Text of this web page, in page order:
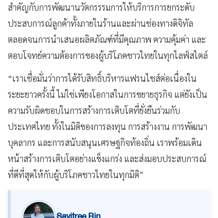
สำคัญกับการพัฒนานวัตกรรรมการให้บริการการยกระดับ
ประสบการณ์ลูกค้าทั้งภายในร้านและผ่านช่องทางดิจิทัล
ตลอดจนการนำเสนอผลิตภัณฑ์ที่มีคุณภาพ ความคุ้มค่า และ
ตอบโจทย์ความต้องการของผู้บริโภคชาวไทยในทุกไลฟ์สไตล์
“เราเชื่อมั่นว่าการได้รับสิทธิ์บริหารแฟรนไชส์ต่อเนื่องใน
ระยะยาวครั้งนี้ ไม่ใช่เพียงโอกาสในการขยายธุรกิจ แต่ยังเป็น
ความรับผิดชอบในการสร้างการเติบโตที่ยั่งยืนร่วมกับ
ประเทศไทย ทั้งในมิติของการลงทุน การสร้างงาน การพัฒนา
บุคลากร และการสนับสนุนเศรษฐกิจท้องถิ่น เราพร้อมเดิน
หน้าสร้างการเติบโตอย่างแข็งแกร่ง และส่งมอบประสบการณ์
ที่ดีที่สุดให้กับผู้บริโภคชาวไทยในทุกมิติ”